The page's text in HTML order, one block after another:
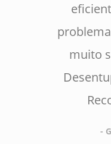
muito
-